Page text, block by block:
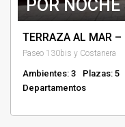
POR
TERRAZA AL MAR
Paseo 130bis y Costanera
Ambientes: 3
Plazas: 5
Departamentos